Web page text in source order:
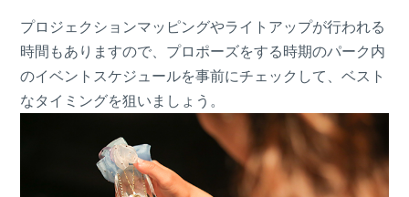
プロジェクションマッピングやライトアップが行われる
時間もありますので、プロポーズをする時期のパーク内
のイベントスケジュールを事前にチェックして、ベスト
なタイミングを狙いましょう。